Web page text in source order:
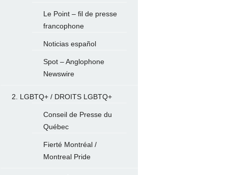
Le Point – fil de presse
francophone
Noticias español
Spot – Anglophone
Newswire
2. LGBTQ+ / DROITS LGBTQ+
Conseil de Presse du
Québec
Fierté Montréal /
Montreal Pride